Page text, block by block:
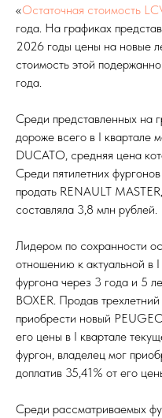
«Остаточная стоимость
года. На графиках
2026 годы цены на новые
стоимость этой
года.
Среди представленных на
дороже всего в I квартале
DUCATO, средняя цена
Среди пятилетних
продать RENAULT
составляла 3,8 млн рублей.
Лидером по сохранности
отношению к актуальной в
фургона через 3 года и 5
BOXER. Продав
приобрести новый
его цены в I квартале
фургон, владелец мог
доплатив 35,41% от его
Среди рассматриваемых